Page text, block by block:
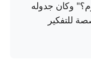
وكان جدوله
للتفكير